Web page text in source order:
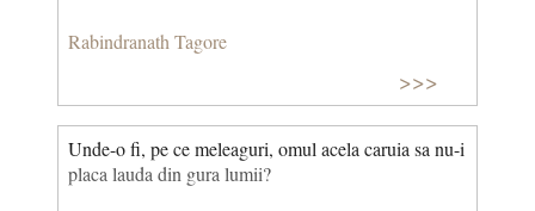
Rabindranath Tagore
>>>
Unde-o fi, pe ce meleaguri, omul acela caruia sa nu-i
placa lauda din gura lumii?